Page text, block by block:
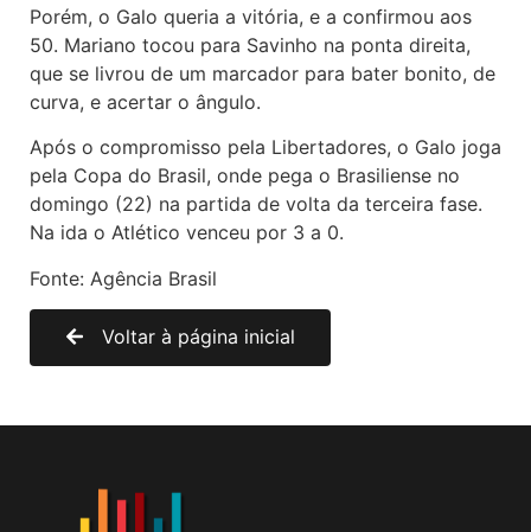
Porém, o Galo queria a vitória, e a confirmou aos
50. Mariano tocou para Savinho na ponta direita,
que se livrou de um marcador para bater bonito, de
curva, e acertar o ângulo.
Após o compromisso pela Libertadores, o Galo joga
pela Copa do Brasil, onde pega o Brasiliense no
domingo (22) na partida de volta da terceira fase.
Na ida o Atlético venceu por 3 a 0.
Fonte: Agência Brasil
Voltar à página inicial